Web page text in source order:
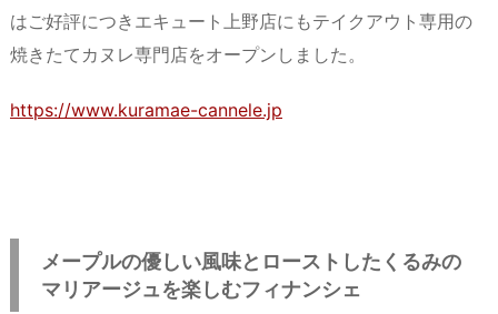
はご好評につきエキュート上野店にもテイクアウト専用の
焼きたてカヌレ専門店をオープンしました。
https://www.kuramae-cannele.jp
メープルの優しい風味とローストしたくるみの
マリアージュを楽しむフィナンシェ